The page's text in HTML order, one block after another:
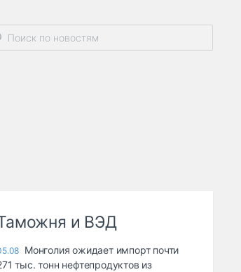
и ВЭД
Монголия ожидает импорт почти
тыс. тонн нефтепродуктов из